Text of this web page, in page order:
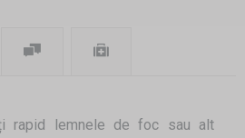
rapid lemnele de foc sau alt